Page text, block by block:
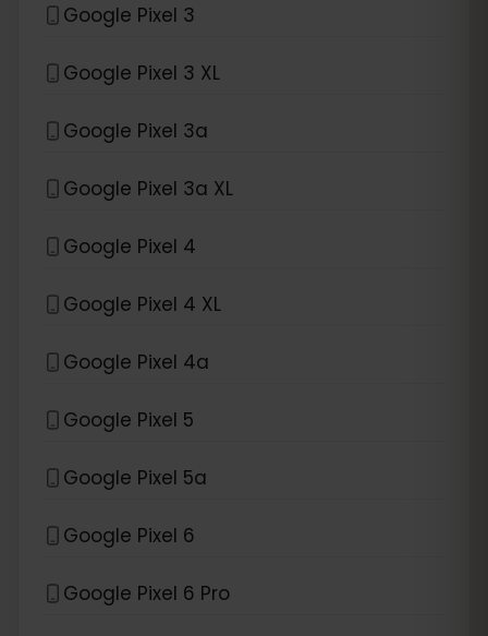
Google Pixel 3
Google Pixel 3 XL
Google Pixel 3a
Google Pixel 3a XL
Google Pixel 4
Google Pixel 4 XL
Google Pixel 4a
Google Pixel 5
Google Pixel 5a
Google Pixel 6
Google Pixel 6 Pro